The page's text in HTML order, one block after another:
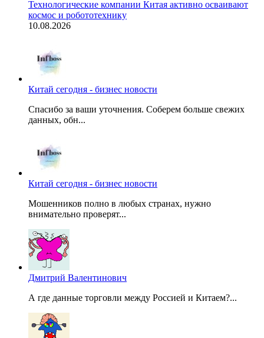
Технологические компании Китая активно осваивают
космос и робототехнику
10.08.2026
Китай сегодня - бизнес новости
Спасибо за ваши уточнения. Соберем больше свежих
данных, обн...
Китай сегодня - бизнес новости
Мошенников полно в любых странах, нужно
внимательно проверят...
Дмитрий Валентинович
А где данные торговли между Россией и Китаем?...